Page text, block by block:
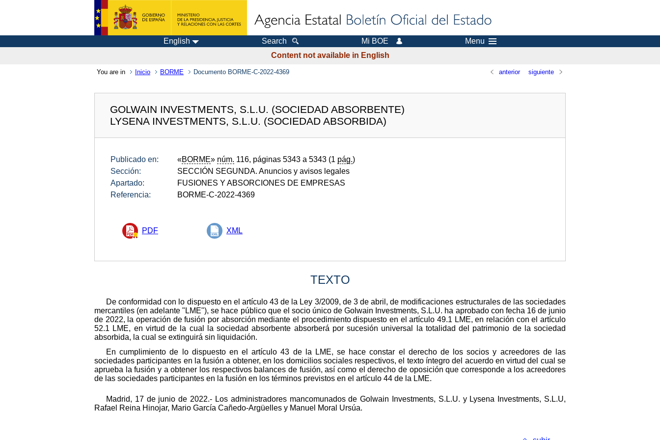
English Search Mi BOE
Menu
Content not available in English
You are in Inicio BORME Documento BORME-C-2022-4369 anterior siguiente
GOLWAIN INVESTMENTS, S.L.U. (SOCIEDAD ABSORBENTE)
LYSENA INVESTMENTS, S.L.U. (SOCIEDAD ABSORBIDA)
Publicado en: «BORME» núm. 116, páginas 5343 a 5343 (1 pág.)
Sección:
SECCIÓN SEGUNDA. Anuncios y avisos legales
Apartado:
FUSIONES Y ABSORCIONES DE EMPRESAS
Referencia:
BORME-C-2022-4369
PDF XML
TEXTO
De conformidad con lo dispuesto en el artículo 43 de la Ley 3/2009, de 3 de abril, de modificaciones estructurales de las sociedades
mercantiles (en adelante "LME"), se hace público que el socio único de Golwain Investments, S.L.U. ha aprobado con fecha 16 de junio
de 2022, la operación de fusión por absorción mediante el procedimiento dispuesto en el artículo 49.1 LME, en relación con el artículo
52.1 LME, en virtud de la cual la sociedad absorbente absorberá por sucesión universal la totalidad del patrimonio de la sociedad
absorbida, la cual se extinguirá sin liquidación.
En cumplimiento de lo dispuesto en el artículo 43 de la LME, se hace constar el derecho de los socios y acreedores de las
sociedades participantes en la fusión a obtener, en los domicilios sociales respectivos, el texto íntegro del acuerdo en virtud del cual se
aprueba la fusión y a obtener los respectivos balances de fusión, así como el derecho de oposición que corresponde a los acreedores
de las sociedades participantes en la fusión en los términos previstos en el artículo 44 de la LME.
Madrid, 17 de junio de 2022.- Los administradores mancomunados de Golwain Investments, S.L.U. y Lysena Investments, S.L.U,
Rafael Reina Hinojar, Mario García Cañedo-Argüelles y Manuel Moral Ursúa.